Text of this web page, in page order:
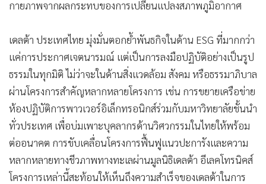
กายภาพจากผลกระทบของการเปลี่ยนแปลงสภาพภูมิอากาศ
เดลต้า ประเทศไทย มุ่งมั่นตอกย้ำพันธกิจในด้าน ESG ที่มากกว่า
แค่การประกาศเจตนารมณ์ แต่เป็นการลงมือปฏิบัติอย่างเป็นรูป
ธรรมในทุกมิติ ไม่ว่าจะในด้านสิ่งแวดล้อม สังคม หรือธรรมาภิบาล
ผ่านโครงการสำคัญหลากหลายโครงการ เช่น การขยายเครือข่าย
ห้องปฏิบัติการพาวเวอร์อิเล็กทรอนิกส์ร่วมกับมหาวิทยาลัยชั้นนำ
ทั่วประเทศ เพื่อบ่มเพาะบุคลากรด้านวิศวกรรมในไทยให้พร้อม
ต่ออนาคต การขับเคลื่อนโครงการฟื้นฟูแนวปะการังและความ
หลากหลายทางชีวภาพทางทะเลผ่านมูลนิธิเดลต้า อีเลคโทรนิคส์
โครงการเหล่านี้สะท้อนให้เห็นถึงความสำเร็จของเดลต้าในการ